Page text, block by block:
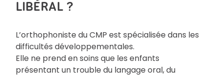
LIBÉRAL ?
L’orthophoniste du CMP est spécialisée dans les
difficultés développementales.
Elle ne prend en soins que les enfants
présentant un trouble du langage oral, du